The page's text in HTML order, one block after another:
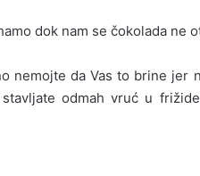
dok nam se čokolada ne
nemojte da Vas to brine jer
odmah vruć u